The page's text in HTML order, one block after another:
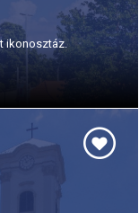
ikonosztáz.